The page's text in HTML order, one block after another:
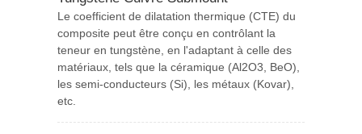
Le coefficient de dilatation thermique (CTE) du
composite peut être conçu en contrôlant la
teneur en tungstène, en l'adaptant à celle des
matériaux, tels que la céramique (Al2O3, BeO),
les semi-conducteurs (Si), les métaux (Kovar),
etc.